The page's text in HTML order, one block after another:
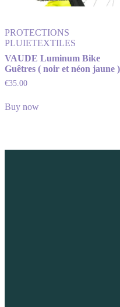
PROTECTIONS
PLUIETEXTILES
VAUDE Luminum Bike
Guêtres ( noir et néon jaune )
€35.00
Buy now